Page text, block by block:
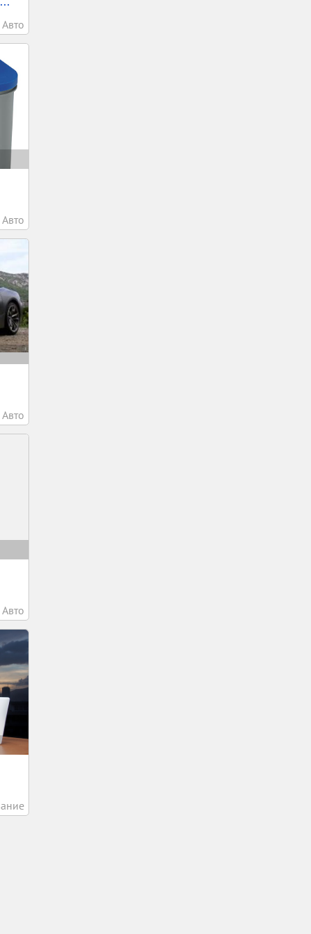
Авто
Авто
Авто
Авто